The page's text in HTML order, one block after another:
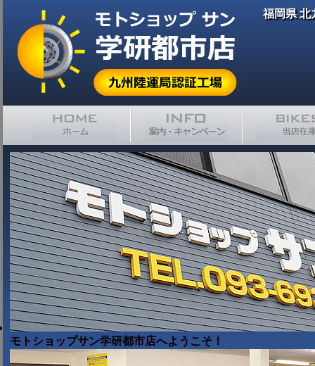
福岡県 北
モトショップサン学研都市店へようこそ！